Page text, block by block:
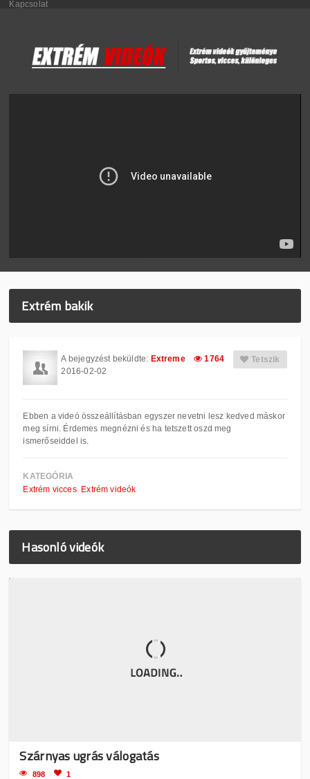
Kapcsolat
Extrém bakik
Tetszik
1764
A bejegyzést beküldte: Extreme
2016-02-02
Ebben a videó összeállításban egyszer nevetni lesz kedved máskor
meg sírni. Érdemes megnézni és ha tetszett oszd meg
ismerőseiddel is.
KATEGÓRIA
Extrém vicces Extrém videók
Hasonló videók
Szárnyas ugrás válogatás
898 1